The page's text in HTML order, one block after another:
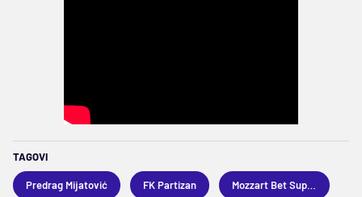
TAGOVI
Predrag Mijatović FK Partizan